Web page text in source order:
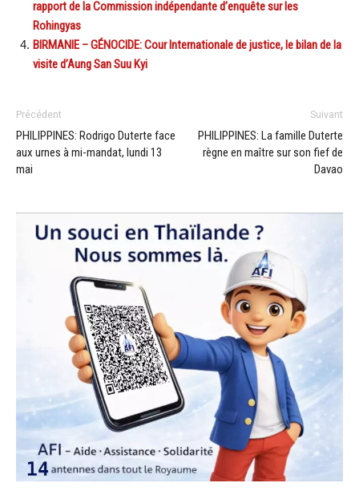
rapport de la Commission indépendante d’enquête sur les
Rohingyas
BIRMANIE – GÉNOCIDE: Cour Internationale de justice, le bilan de la
visite d’Aung San Suu Kyi
Précédent
PHILIPPINES: Rodrigo Duterte face
aux urnes à mi-mandat, lundi 13
mai
Suivant
PHILIPPINES: La famille Duterte
règne en maître sur son fief de
Davao